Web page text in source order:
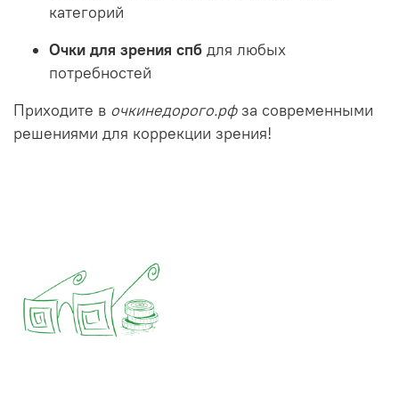
категорий
Очки для зрения спб для любых
потребностей
Приходите в очкинедорого.рф за современными
решениями для коррекции зрения!